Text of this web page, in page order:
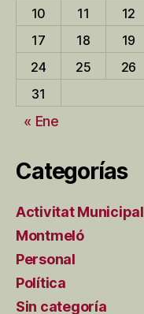
10
11 12
17
18 19
24
25 26
31
« Ene
Categorías
Activitat Municipal
Montmeló
Personal
Política
Sin categoría